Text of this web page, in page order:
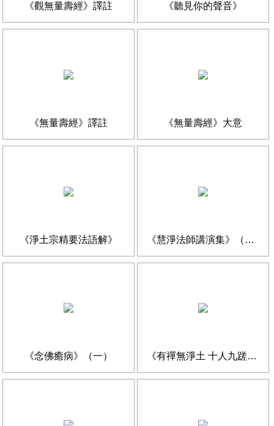
《觀無量壽經》譯註 《聽見你的聲音》
《無量壽經》譯註 《無量壽經》大意
《淨土宗精要法語解》 《慧淨法師講演集》（三）
《念佛癒病》（一） 《有禪無淨土 十人九蹉路》